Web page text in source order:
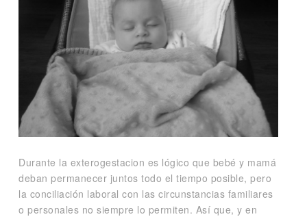
Durante la exterogestacion es lógico que bebé y mamá
deban permanecer juntos todo el tiempo posible, pero
la conciliación laboral con las circunstancias familiares
o personales no siempre lo permiten. Así que, y en